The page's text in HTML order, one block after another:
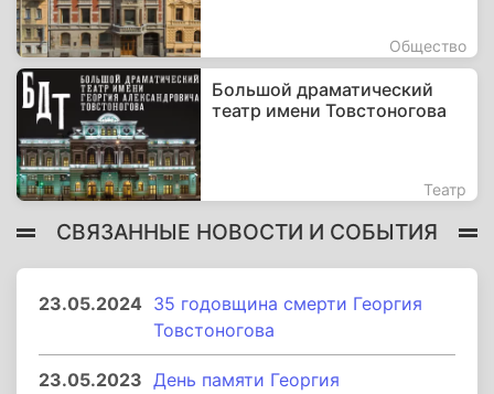
Общество
Большой драматический
театр имени Товстоногова
Театр
СВЯЗАННЫЕ НОВОСТИ И СОБЫТИЯ
23.05.2024 35 годовщина смерти Георгия
Товстоногова
23.05.2023 День памяти Георгия